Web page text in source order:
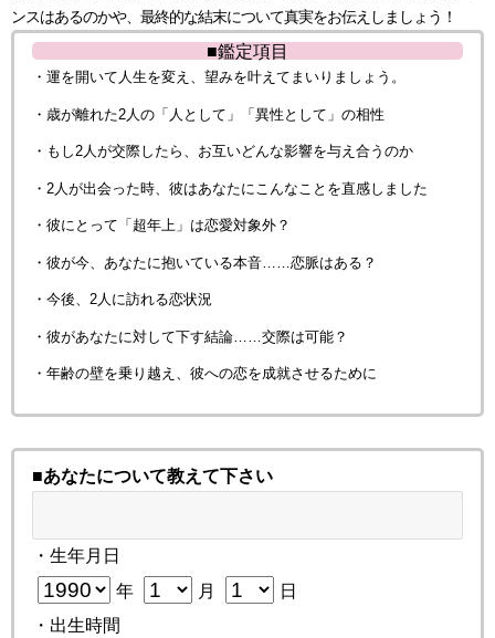
ンスはあるのかや、最終的な結末について真実をお伝えしましょう！
■鑑定項目
・運を開いて人生を変え、望みを叶えてまいりましょう。
・歳が離れた2人の「人として」「異性として」の相性
・もし2人が交際したら、お互いどんな影響を与え合うのか
・2人が出会った時、彼はあなたにこんなことを直感しました
・彼にとって「超年上」は恋愛対象外？
・彼が今、あなたに抱いている本音……恋脈はある？
・今後、2人に訪れる恋状況
・彼があなたに対して下す結論……交際は可能？
・年齢の壁を乗り越え、彼への恋を成就させるために
■あなたについて教えて下さい
・生年月日
年 月
日
・出生時間